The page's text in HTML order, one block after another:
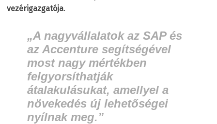
vezérigazgatója.
„A nagyvállalatok az SAP és
az Accenture segítségével
most nagy mértékben
felgyorsíthatják
átalakulásukat, amellyel a
növekedés új lehetőségei
nyílnak meg.”